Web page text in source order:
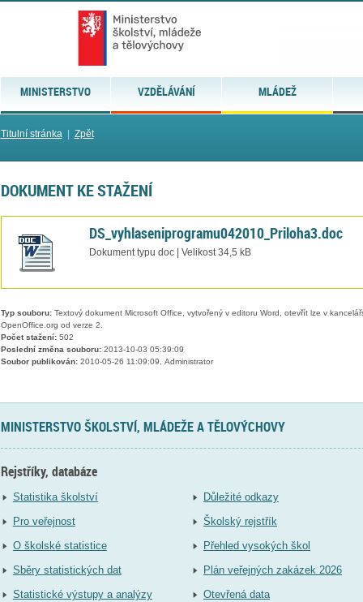
MINISTERSTVO VZDĚLÁVÁNÍ MLÁDEŽ
Titulní stránka| Zpět
DOKUMENT KE STAŽENÍ
DS_vyhlaseniprogramu042010_Priloha3.doc
Dokument typu doc | Velikost 34,5 kB
Typ souboru:Textový dokument Microsoft Office, vytvořený v editoru Word, otevřít lze v
OpenOffice.org od verze 2.
Počet stažení:502
Poslední změna souboru:2013-10-03 05:39:09
Soubor publikován:2010-05-26 11:09:09, Administrator
MINISTERSTVO ŠKOLSTVÍ, MLÁDEŽE A TĚLOVÝCHOVY
Rejstříky, databáze
Statistika školství
Pro veřejnost
O školské statistice
Sběry statistických dat
Statistické výstupy a analýzy
Důležité odkazy
Školský rejstřík
Přehled vysokých škol
Plán veřejných zakázek 2026
Otevřená data